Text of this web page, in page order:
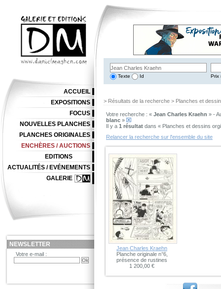
Texte Id Prix
> Résultats de la recherche > Planches et
Votre recherche : « Jean Charles Kraehn » -
blanc »
Il y a 1 résultat dans « Planches et dessins
Relancer la recherche sur l'ensemble du site
Jean Charles Kraehn
Planche originale n°6,
présence de rustines
1 200,00 €
ACCUEIL
EXPOSITIONS
FOCUS
NOUVELLES PLANCHES
PLANCHES ORIGINALES
ENCHÈRES / AUCTIONS
EDITIONS
ACTUALITÉS / EVÉNEMENTS
GALERIE
NEWSLETTER
Votre e-mail :